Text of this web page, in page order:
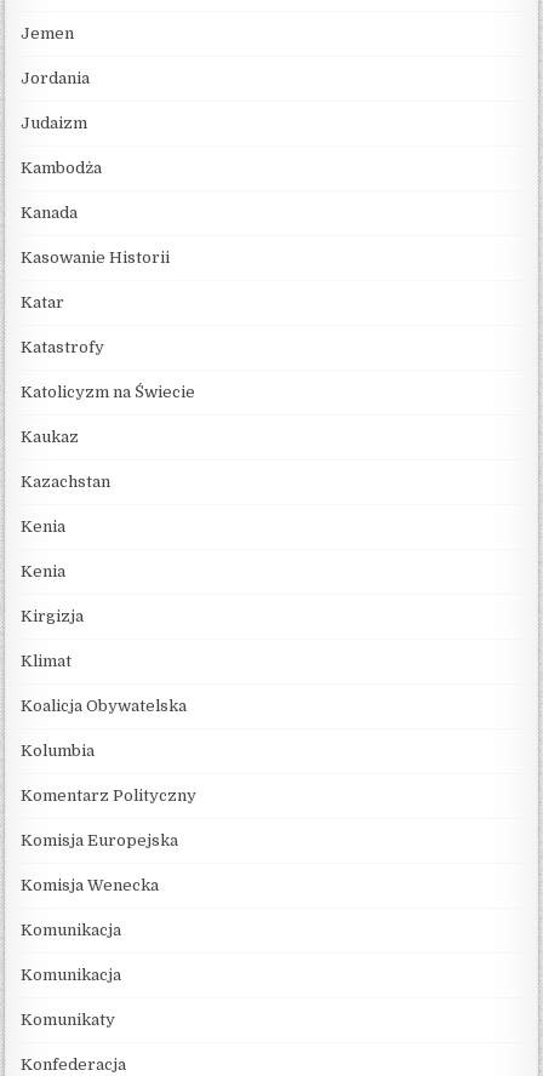
Jemen
Jordania
Judaizm
Kambodża
Kanada
Kasowanie Historii
Katar
Katastrofy
Katolicyzm na Świecie
Kaukaz
Kazachstan
Kenia
Kenia
Kirgizja
Klimat
Koalicja Obywatelska
Kolumbia
Komentarz Polityczny
Komisja Europejska
Komisja Wenecka
Komunikacja
Komunikacja
Komunikaty
Konfederacja